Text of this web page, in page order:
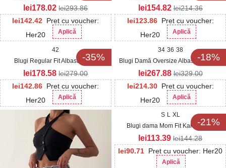
lei142.42 Pret cu voucher:
Her20
Aplică
lei178.02 lei293.86
lei123.86 Pret cu voucher:
Her20
Aplică
lei154.82 lei214.36
-35%
42
Blugi Regular Fit Albastri Athie
lei142.86 Pret cu voucher:
Her20
Aplică
lei178.58 lei279.00
-18%
34 36 38
Blugi Damă Oversize Albastri Cyanne
lei214.30 Pret cu voucher:
Her20
Aplică
lei267.88 lei329.00
-21%
S L XL
Blugi dama Mom Fit Kaki Danny
lei90.71 Pret cu voucher: Her20
Aplică
lei113.39 lei144.28